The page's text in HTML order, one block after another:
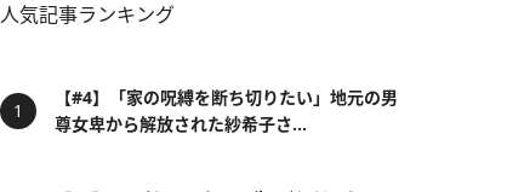
人気記事ランキング
【#4】「家の呪縛を断ち切りたい」地元の男
尊女卑から解放された紗希子さ...